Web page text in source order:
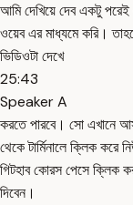
আমি দেখিয়ে দেব একটু
ওয়েব এর মাধ্যমে করি।
ভিডিওটা দেখে
25:43
Speaker A
করতে পারবে। সো এখানে
থেকে টার্মিনালে ক্লিক করে
গিটহাব কোরস পেসে ক্লিক
দিবেন।